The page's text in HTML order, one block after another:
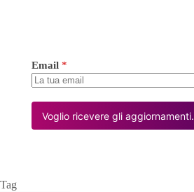
Email *
Voglio ricevere gli aggiornamenti.
Tag